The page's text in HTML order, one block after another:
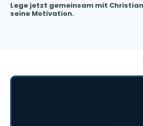
Lege jetzt gemeinsam mit
seine Motivation.